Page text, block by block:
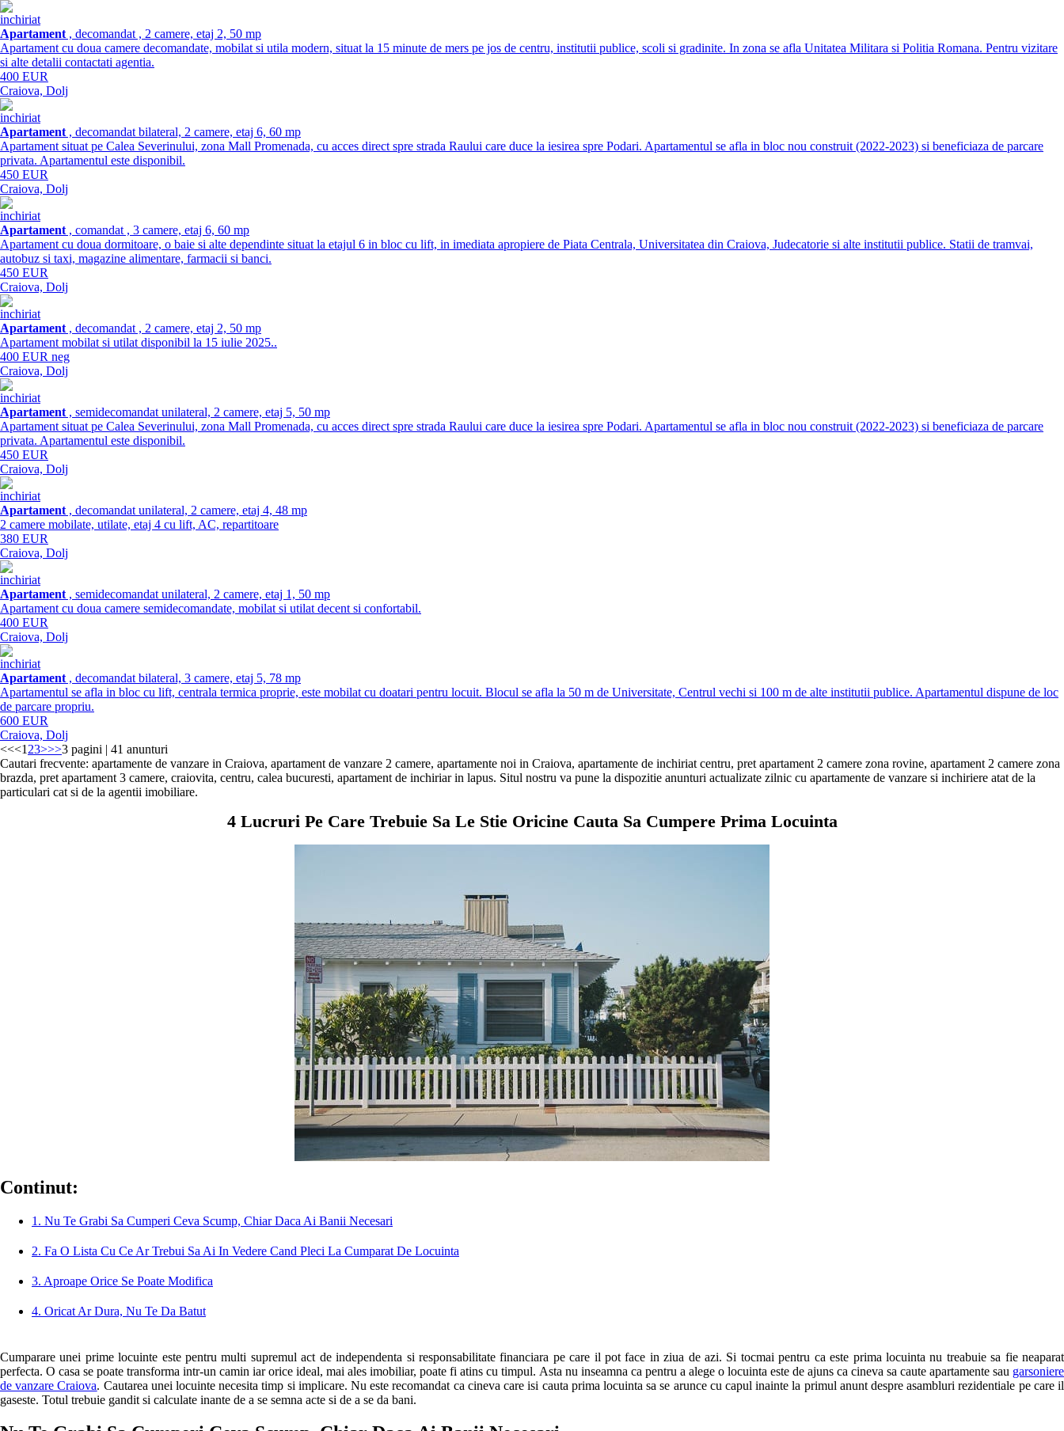
inchiriat
Apartament , decomandat , 2 camere, etaj 2, 50 mp
Apartament cu doua camere decomandate, mobilat si utila modern, situat la 15 minute de mers pe jos de centru, institutii publice, scoli si gradinite. In zona se afla Unitatea Militara si Politia Romana. Pentru vizitare
si alte detalii contactati agentia.
400 EUR
Craiova, Dolj
inchiriat
Apartament , decomandat bilateral, 2 camere, etaj 6, 60 mp
Apartament situat pe Calea Severinului, zona Mall Promenada, cu acces direct spre strada Raului care duce la iesirea spre Podari. Apartamentul se afla in bloc nou construit (2022-2023) si beneficiaza de parcare
privata. Apartamentul este disponibil.
450 EUR
Craiova, Dolj
inchiriat
Apartament , comandat , 3 camere, etaj 6, 60 mp
Apartament cu doua dormitoare, o baie si alte dependinte situat la etajul 6 in bloc cu lift, in imediata apropiere de Piata Centrala, Universitatea din Craiova, Judecatorie si alte institutii publice. Statii de tramvai,
autobuz si taxi, magazine alimentare, farmacii si banci.
450 EUR
Craiova, Dolj
inchiriat
Apartament , decomandat , 2 camere, etaj 2, 50 mp
Apartament mobilat si utilat disponibil la 15 iulie 2025..
400 EUR neg
Craiova, Dolj
inchiriat
Apartament , semidecomandat unilateral, 2 camere, etaj 5, 50 mp
Apartament situat pe Calea Severinului, zona Mall Promenada, cu acces direct spre strada Raului care duce la iesirea spre Podari. Apartamentul se afla in bloc nou construit (2022-2023) si beneficiaza de parcare
privata. Apartamentul este disponibil.
450 EUR
Craiova, Dolj
inchiriat
Apartament , decomandat unilateral, 2 camere, etaj 4, 48 mp
2 camere mobilate, utilate, etaj 4 cu lift, AC, repartitoare
380 EUR
Craiova, Dolj
inchiriat
Apartament , semidecomandat unilateral, 2 camere, etaj 1, 50 mp
Apartament cu doua camere semidecomandate, mobilat si utilat decent si confortabil.
400 EUR
Craiova, Dolj
inchiriat
Apartament , decomandat bilateral, 3 camere, etaj 5, 78 mp
Apartamentul se afla in bloc cu lift, centrala termica proprie, este mobilat cu doatari pentru locuit. Blocul se afla la 50 m de Universitate, Centrul vechi si 100 m de alte institutii publice. Apartamentul dispune de loc
de parcare propriu.
600 EUR
Craiova, Dolj
<<<1 23>>>3 pagini | 41 anunturi
Cautari frecvente: apartamente de vanzare in Craiova, apartament de vanzare 2 camere, apartamente noi in Craiova, apartamente de inchiriat centru, pret apartament 2 camere zona rovine, apartament 2 camere zona
brazda, pret apartament 3 camere, craiovita, centru, calea bucuresti, apartament de inchiriar in lapus. Situl nostru va pune la dispozitie anunturi actualizate zilnic cu apartamente de vanzare si inchiriere atat de la
particulari cat si de la agentii imobiliare.
4 Lucruri Pe Care Trebuie Sa Le Stie Oricine Cauta Sa Cumpere Prima Locuinta
Continut:
1. Nu Te Grabi Sa Cumperi Ceva Scump, Chiar Daca Ai Banii Necesari
2. Fa O Lista Cu Ce Ar Trebui Sa Ai In Vedere Cand Pleci La Cumparat De Locuinta
3. Aproape Orice Se Poate Modifica
4. Oricat Ar Dura, Nu Te Da Batut
Cumparare unei prime locuinte este pentru multi supremul act de independenta si responsabilitate financiara pe care il pot face in ziua de azi. Si tocmai pentru ca este prima locuinta nu treabuie sa fie neaparat
perfecta. O casa se poate transforma intr-un camin iar orice ideal, mai ales imobiliar, poate fi atins cu timpul. Asta nu inseamna ca pentru a alege o locuinta este de ajuns ca cineva sa caute apartamente sau garsoniere
de vanzare Craiova. Cautarea unei locuinte necesita timp si implicare. Nu este recomandat ca cineva care isi cauta prima locuinta sa se arunce cu capul inainte la primul anunt despre asambluri rezidentiale pe care il
gaseste. Totul trebuie gandit si calculate inante de a se semna acte si de a se da bani.